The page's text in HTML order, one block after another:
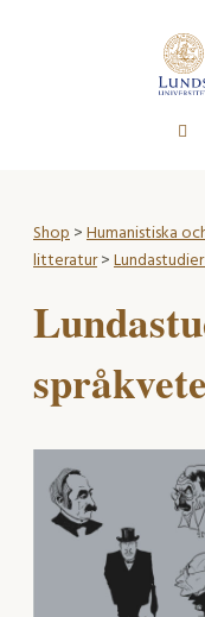
Shop>Humanistiska
litteratur>